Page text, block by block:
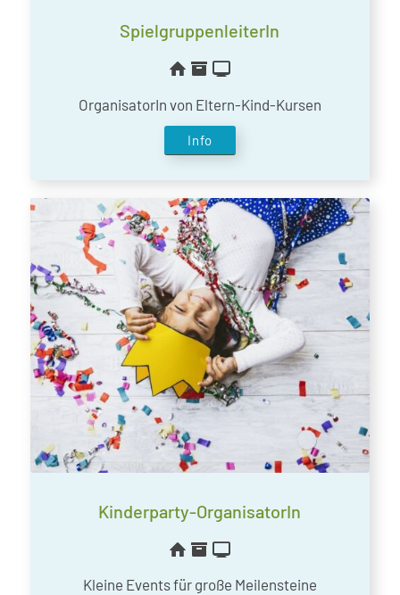
SpielgruppenleiterIn
OrganisatorIn von Eltern-Kind-Kursen
Info
Kinderparty-OrganisatorIn
Kleine Events für große Meilensteine